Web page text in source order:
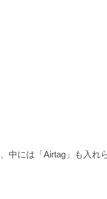
中には「Airtag」も入れ